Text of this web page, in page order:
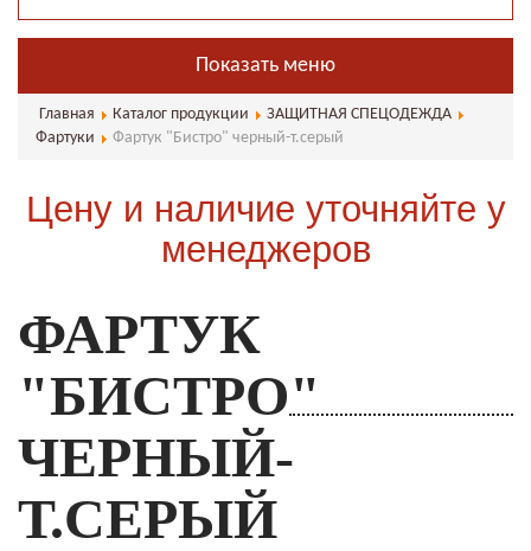
Показать меню
Главная Каталог продукции
ЗАЩИТНАЯ СПЕЦОДЕЖДА
Фартуки
Фартук "Бистро" черный-т.серый
Цену и наличие уточняйте у
менеджеров
ФАРТУК
"БИСТРО"
ЧЕРНЫЙ-
Т.СЕРЫЙ